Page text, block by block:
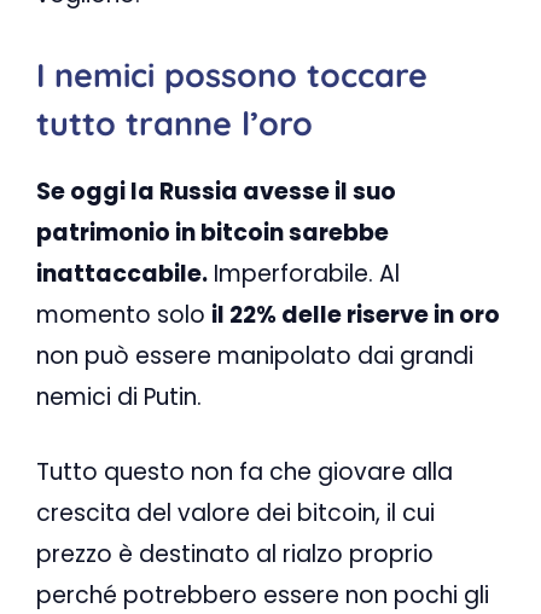
I nemici possono toccare
tutto tranne l’oro
Se oggi la Russia avesse il suo
patrimonio in bitcoin sarebbe
inattaccabile. Imperforabile. Al
momento solo il 22% delle riserve in oro
non può essere manipolato dai grandi
nemici di Putin.
Tutto questo non fa che giovare alla
crescita del valore dei bitcoin, il cui
prezzo è destinato al rialzo proprio
perché potrebbero essere non pochi gli